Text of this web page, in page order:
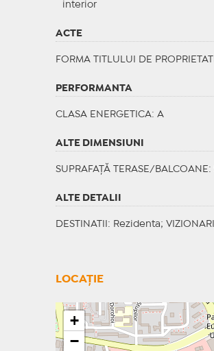
interior
ACTE
FORMA TITLULUI DE
PERFORMANTA
CLASA ENERGETICA: A
ALTE DIMENSIUNI
SUPRAFAȚĂ TERASE/
ALTE DETALII
DESTINATII : Rezidenta; VIZIONARI
LOCAȚIE
+
−